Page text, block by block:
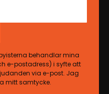
behandlar mina
e-postadress) i syfte att
via e-post. Jag
mitt samtycke.